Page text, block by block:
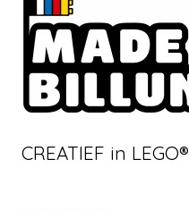
CREATIEF in LEGO®